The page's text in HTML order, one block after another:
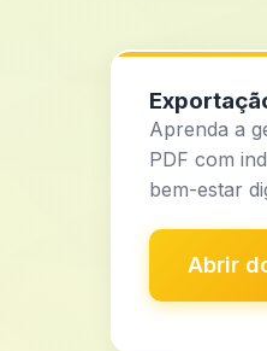
Aprenda a
PDF com
bem-estar
Abrir